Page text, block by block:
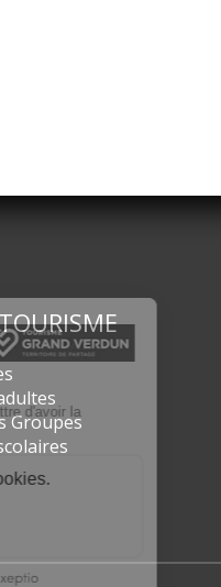
Groupes